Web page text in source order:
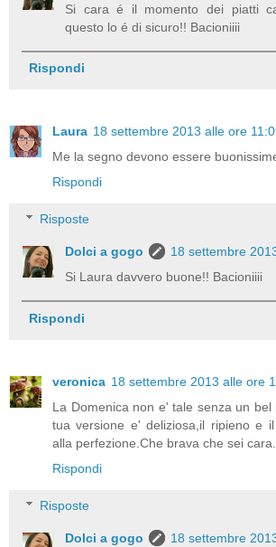
Si cara é il momento dei piatti
questo lo é di sicuro!! Bacioniiii
Rispondi
Laura 18 settembre 2013 alle ore
Me la segno devono essere
Rispondi
Risposte
Dolci a gogo
18 settembre
Si Laura davvero buone!! Bacioniiii
Rispondi
veronica 18 settembre 2013 alle ore
La Domenica non e' tale senza un
tua versione e' deliziosa,il ripieno e
alla perfezione.Che brava che sei cara.
Rispondi
Risposte
Dolci a gogo
18 settembre